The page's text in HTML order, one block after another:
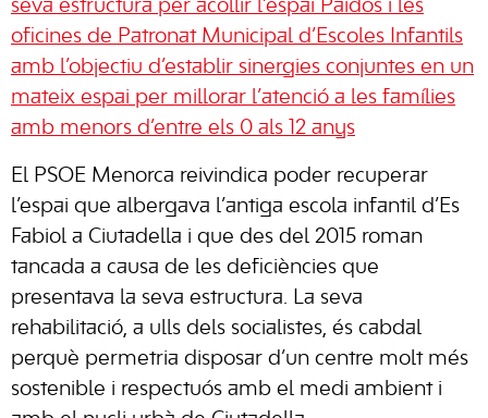
seva estructura per acollir l’espai Paidós i les
oficines de Patronat Municipal d’Escoles Infantils
amb l’objectiu d’establir sinergies conjuntes en un
mateix espai per millorar l’atenció a les famílies
amb menors d’entre els 0 als 12 anys
El PSOE Menorca reivindica poder recuperar
l’espai que albergava l’antiga escola infantil d’Es
Fabiol a Ciutadella i que des del 2015 roman
tancada a causa de les deficiències que
presentava la seva estructura. La seva
rehabilitació, a ulls dels socialistes, és cabdal
perquè permetria disposar d’un centre molt més
sostenible i respectuós amb el medi ambient i